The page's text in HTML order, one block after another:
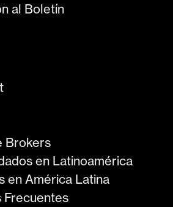
al Boletín
Brokers
en Latinoamérica
en América Latina
Frecuentes